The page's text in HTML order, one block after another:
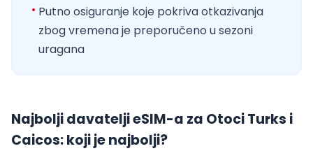
Putno osiguranje koje pokriva otkazivanja
zbog vremena je preporučeno u sezoni
uragana
Najbolji davatelji eSIM-a za Otoci Turks i
Caicos: koji je najbolji?